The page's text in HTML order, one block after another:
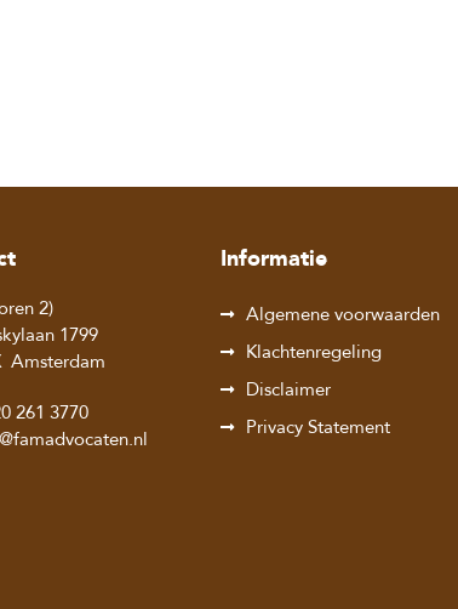
2)
1799
Amsterdam
261 3770
Informatie
Algemene voorwaarden
Klachtenregeling
Disclaimer
Privacy Statement